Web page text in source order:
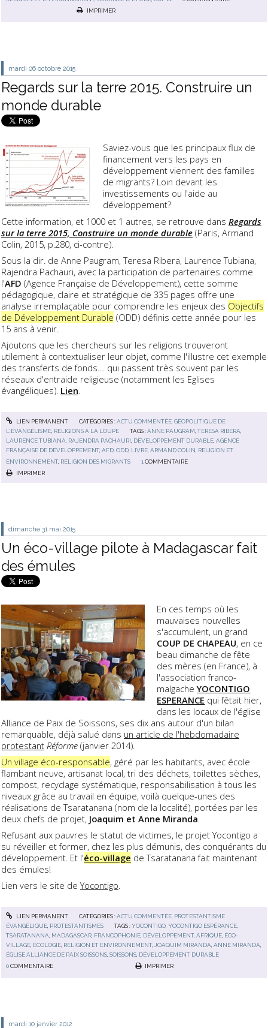
IMPRIMER
mardi 06 octobre 2015
Regards sur la terre 2015. Construire un
monde durable
Saviez-vous que les principaux flux de
financement vers les pays en
développement viennent des familles
de migrants? Loin devant les
investissements ou l'aide au
développement?
Cette information, et 1000 et 1 autres, se retrouve dans Regards
sur la terre 2015, Construire un monde durable (Paris, Armand
Colin, 2015, p.280, ci-contre).
Sous la dir. de Anne Paugram, Teresa Ribera, Laurence Tubiana,
Rajendra Pachauri, avec la participation de partenaires comme
l'AFD (Agence Française de Développement), cette somme
pédagogique, claire et stratégique de 335 pages offre une
analyse irremplaçable pour comprendre les enjeux des Objectifs
de Développement Durable (ODD) définis cette année pour les
15 ans à venir.
Ajoutons que les chercheurs sur les religions trouveront
utilement à contextualiser leur objet, comme l'illustre cet exemple
des transferts de fonds.... qui passent très souvent par les
réseaux d'entraide religieuse (notamment les Eglises
évangéliques). Lien
LIEN PERMANENT CATÉGORIES :ACTU COMMENTÉE, GÉOPOLITIQUE DE
L'ÉVANGÉLISME, RELIGIONS À LA LOUPE TAGS :ANNE PAUGRAM,TERESA RIBERA,
LAURENCE TUBIANA, RAJENDRA PACHAURI, DÉVELOPPEMENT DURABLE,AGENCE
FRANÇAISE DE DÉVELOPPEMENT,AFD,ODD, LIVRE,ARMAND COLIN, RELIGION ET
ENVIRONNEMENT, RELIGION DES MIGRANTS 1 COMMENTAIRE
IMPRIMER
dimanche 31 mai 2015
Un éco-village pilote à Madagascar fait
des émules
En ces temps où les
mauvaises nouvelles
s'accumulent, un grand
COUP DE CHAPEAU, en ce
beau dimanche de fête
des mères (en France), à
l'association franco-
malgacheYOCONTIGO
ESPERANCE qui fêtait hier,
dans les locaux de l'église
Alliance de Paix de Soissons, ses dix ans autour d'un bilan
remarquable, déjà salué dans un article de l'hebdomadaire
protestant Réforme (janvier 2014).
Un village éco-responsable, géré par les habitants, avec école
flambant neuve, artisanat local, tri des déchets, toilettes sèches,
compost, recyclage systématique, responsabilisation à tous les
niveaux grâce au travail en équipe, voilà quelque-unes des
réalisations de Tsaratanana (nom de la localité), portées par les
deux chefs de projet, Joaquim et Anne Miranda
Refusant aux pauvres le statut de victimes, le projet Yocontigo a
su réveiller et former, chez les plus démunis, des conquérants du
développement. Et l'éco-village de Tsaratanana fait maintenant
des émules!
Lien vers le site deYocontigo
LIEN PERMANENT CATÉGORIES :ACTU COMMENTÉE, PROTESTANTISME
ÉVANGÉLIQUE, PROTESTANTISMES TAGS :YOCONTIGO,YOCONTIGO ESPÉRANCE,
TSARATANANA, MADAGASCAR, FRANCOPHONIE, DÉVELOPPEMENT,AFRIQUE, ÉCO-
VILLAGE, ÉCOLOGIE, RELIGION ET ENVIRONNEMENT,JOAQUIM MIRANDA,ANNE MIRANDA,
ÉGLISE ALLIANCE DE PAIX SOISSONS,SOISSONS, DÉVELOPPEMENT DURABLE
0COMMENTAIRE IMPRIMER
mardi 10 janvier 2012